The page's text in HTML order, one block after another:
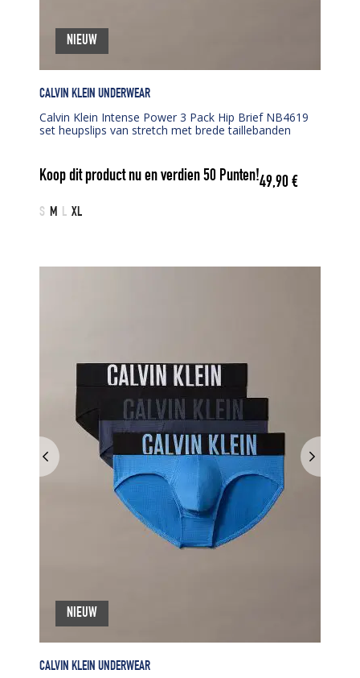
CALVIN KLEIN UNDERWEAR
Calvin Klein Intense Power 3 Pack Hip Brief NB4619
set heupslips van stretch met brede taillebanden
Koop dit product nu en verdien50 Punten!49,90€
S M L XL
NIEUW
CALVIN KLEIN UNDERWEAR
NIEUW